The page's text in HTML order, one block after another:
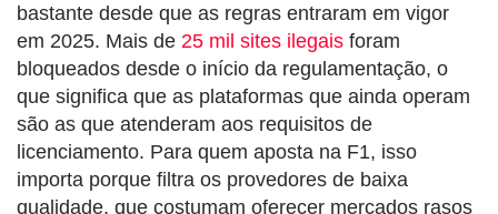
bastante desde que as regras entraram em vigor
em 2025. Mais de 25 mil sites ilegais foram
bloqueados desde o início da regulamentação, o
que significa que as plataformas que ainda operam
são as que atenderam aos requisitos de
licenciamento. Para quem aposta na F1, isso
importa porque filtra os provedores de baixa
qualidade, que costumam oferecer mercados rasos